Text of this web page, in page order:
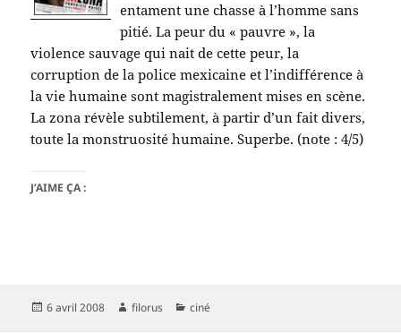
entament une chasse à l’homme sans
pitié. La peur du « pauvre », la
violence sauvage qui nait de cette peur, la
corruption de la police mexicaine et l’indifférence à
la vie humaine sont magistralement mises en scène.
La zona révèle subtilement, à partir d’un fait divers,
toute la monstruosité humaine. Superbe. (note : 4/5)
J’AIME ÇA :
Publié
6 avril 2008 Auteur
filorus Catégories
ciné